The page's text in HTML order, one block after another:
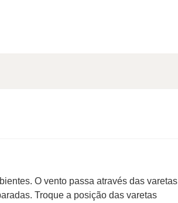
O vento passa através das varetas
Troque a posição das varetas